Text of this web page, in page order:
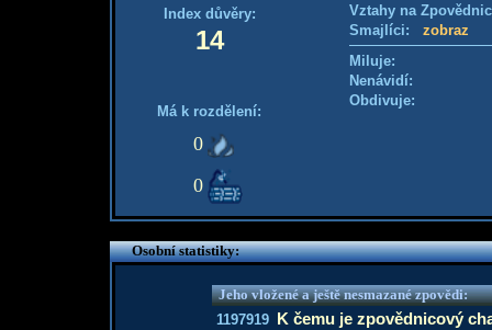
Index důvěry:
14
Má k rozdělení:
0
0
Vztahy na
Smajlíci: zobraz
Miluje:
Nenávidí:
Obdivuje:
Osobní statistiky:
Jeho vložené a ještě nesmazané zpovědi:
1197919 K čemu je zpovědnicový